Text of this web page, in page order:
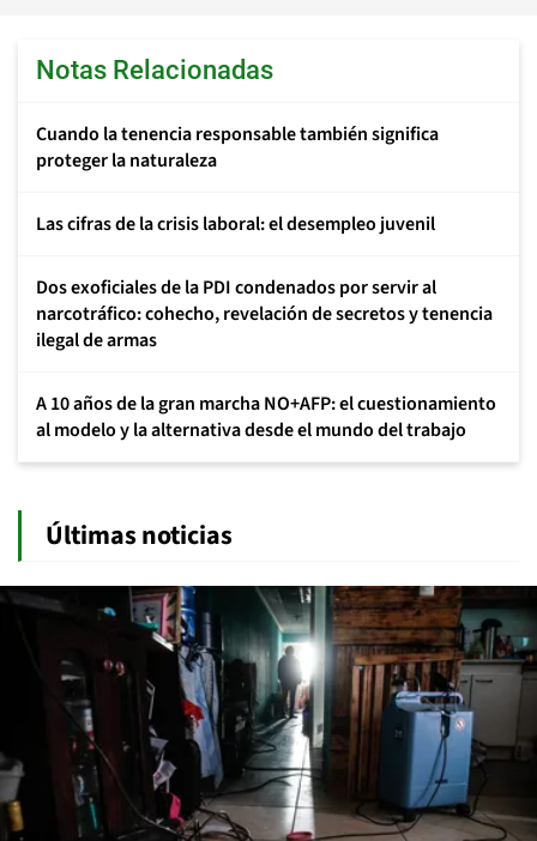
Notas Relacionadas
Cuando la tenencia responsable también significa
proteger la naturaleza
Las cifras de la crisis laboral: el desempleo juvenil
Dos exoficiales de la PDI condenados por servir al
narcotráfico: cohecho, revelación de secretos y tenencia
ilegal de armas
A 10 años de la gran marcha NO+AFP: el cuestionamiento
al modelo y la alternativa desde el mundo del trabajo
Últimas noticias